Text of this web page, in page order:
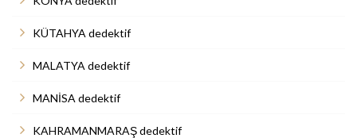
KÜTAHYA dedektif
MALATYA dedektif
MANİSA dedektif
KAHRAMANMARAŞ dedektif